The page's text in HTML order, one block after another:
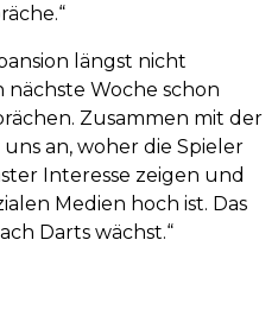
längst nicht
nächste Woche schon
Zusammen mit der
an, woher die Spieler
Interesse zeigen und
Medien hoch ist. Das
Darts wächst.“